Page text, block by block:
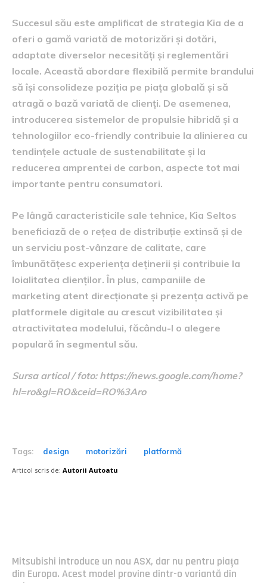
Succesul său este amplificat de strategia Kia de a
oferi o gamă variată de motorizări și dotări,
adaptate diverselor necesități și reglementări
locale. Această abordare flexibilă permite brandului
să își consolideze poziția pe piața globală și să
atragă o bază variată de clienți. De asemenea,
introducerea sistemelor de propulsie hibridă și a
tehnologiilor eco-friendly contribuie la alinierea cu
tendințele actuale de sustenabilitate și la
reducerea amprentei de carbon, aspecte tot mai
importante pentru consumatori.
Pe lângă caracteristicile sale tehnice, Kia Seltos
beneficiază de o rețea de distribuție extinsă și de
un serviciu post-vânzare de calitate, care
îmbunătățesc experiența deținerii și contribuie la
loialitatea clienților. În plus, campaniile de
marketing atent direcționate și prezența activă pe
platformele digitale au crescut vizibilitatea și
atractivitatea modelului, făcându-l o alegere
populară în segmentul său.
Sursa articol / foto: https://news.google.com/home?
hl=ro&gl=RO&ceid=RO%3Aro
Tags: design motorizări platformă
Articol scris de: Autorii Autoatu
Mitsubishi introduce un nou ASX, dar nu pentru piața
din Europa. Acest model provine dintr-o variantă din